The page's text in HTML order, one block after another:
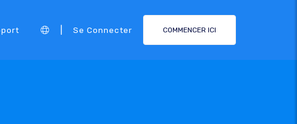
Se Connecter COMMENCER ICI